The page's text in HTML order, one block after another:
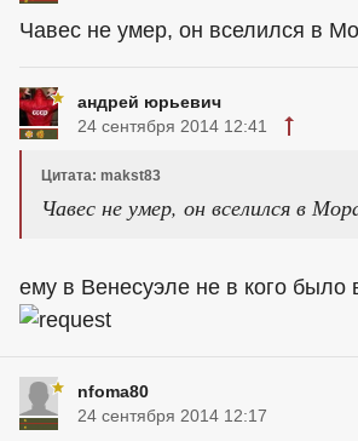
Чавес не умер, он вселился в
андрей юрьевич
24 сентября 2014 12:41
Цитата: makst83
Чавес не умер, он вселился в
ему в Венесуэле не в кого было
nfoma80
24 сентября 2014 12:17